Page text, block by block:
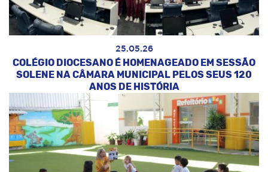
25.05.26
COLÉGIO DIOCESANO É HOMENAGEADO EM SESSÃO
SOLENE NA CÂMARA MUNICIPAL PELOS SEUS 120
ANOS DE HISTÓRIA